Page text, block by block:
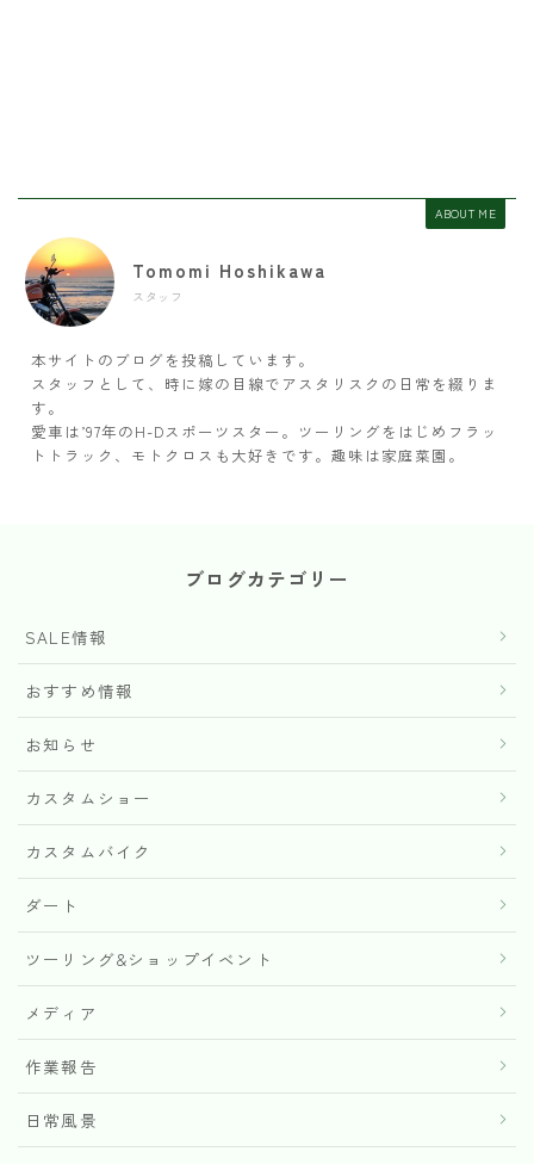
ABOUT ME
Tomomi Hoshikawa
スタッフ
本サイトのブログを投稿しています。
スタッフとして、時に嫁の目線でアスタリスクの日常を綴りま
す。
愛車は’97年のH-Dスポーツスター。ツーリングをはじめフラッ
トトラック、モトクロスも大好きです。趣味は家庭菜園。
ブログカテゴリー
SALE情報
おすすめ情報
お知らせ
カスタムショー
カスタムバイク
ダート
ツーリング&ショップイベント
メディア
作業報告
日常風景